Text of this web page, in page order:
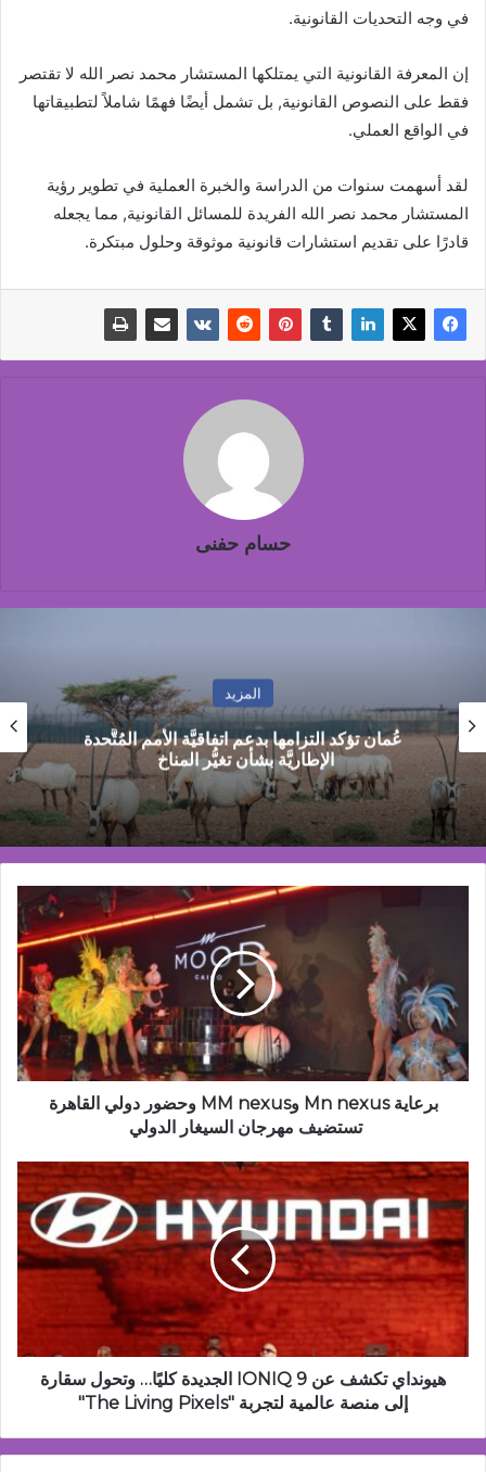
في وجه التحديات القانونية.
إن المعرفة القانونية التي يمتلكها المستشار محمد نصر الله لا تقتصر
فقط على النصوص القانونية, بل تشمل أيضًا فهمًا شاملاً لتطبيقاتها
في الواقع العملي.
لقد أسهمت سنوات من الدراسة والخبرة العملية في تطوير رؤية
المستشار محمد نصر الله الفريدة للمسائل القانونية, مما يجعله
قادرًا على تقديم استشارات قانونية موثوقة وحلول مبتكرة.
حسام حفنى
المزيد
شاماس” يقدّم تجربة مسائية راقية مع قائمة جديدة
مستوحاة من النكهات البرازيلية
nexus
وحضور
دولي
القاهرة
تستضيف
مهرجان
برعاية Mn nexus وMM nexus وحضور دولي القاهرة
تستضيف مهرجان السيغار الدولي
هيونداي
تكشف
IONIQ
9
الجديدة
كليًا…
وتحول
سقارة
هيونداي تكشف عن IONIQ 9 الجديدة كليًا… وتحول سقارة
إلى منصة عالمية لتجربة "The Living Pixels"